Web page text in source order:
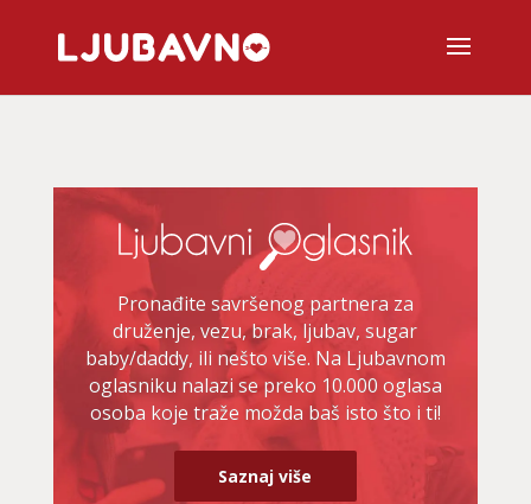
Pronađite savršenog partnera za
druženje, vezu, brak, ljubav, sugar
baby/daddy, ili nešto više. Na Ljubavnom
oglasniku nalazi se preko 10.000 oglasa
osoba koje traže možda baš isto što i ti!
Saznaj više